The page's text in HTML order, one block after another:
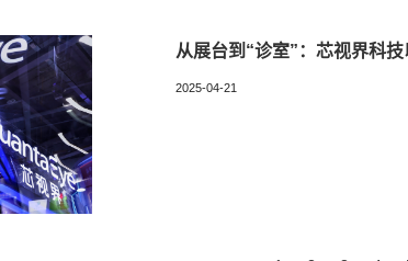
从展台到“诊室”：芯视界科
2025-04-21